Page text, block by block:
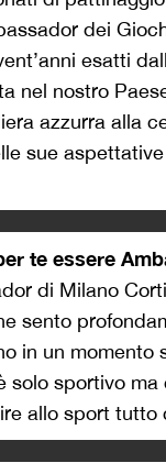
dei
esatti
nel nostro
azzurra alla
sue
te essere
di Milano
sento
in un momento
solo sportivo
allo sport tutto